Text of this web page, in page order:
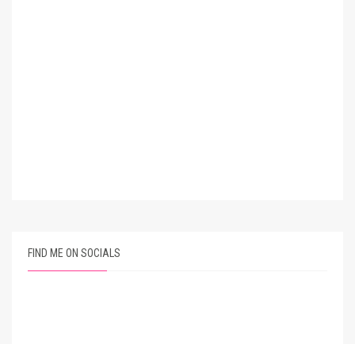
FIND ME ON SOCIALS